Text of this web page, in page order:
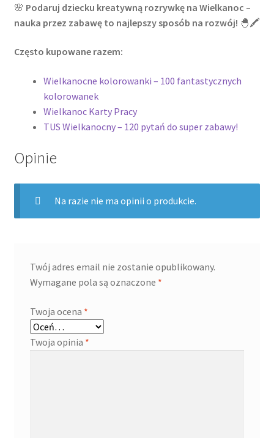
🌸 Podaruj dziecku kreatywną rozrywkę na Wielkanoc –
nauka przez zabawę to najlepszy sposób na rozwój! 🐣🖍️
Często kupowane razem:
Wielkanocne kolorowanki – 100 fantastycznych
kolorowanek
Wielkanoc Karty Pracy
TUS Wielkanocny – 120 pytań do super zabawy!
Opinie
Na razie nie ma opinii o produkcie.
Twój adres email nie zostanie opublikowany.
Wymagane pola są oznaczone *
Twoja ocena *
Twoja opinia *